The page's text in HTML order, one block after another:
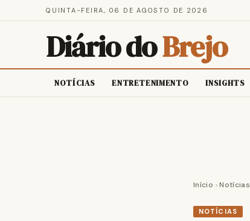
QUINTA-FEIRA, 06 DE AGOSTO DE 2026
Diário doBrejo
NOTÍCIAS ENTRETENIMENTO INSIGHTS
Início › Notícias
NOTÍCIAS